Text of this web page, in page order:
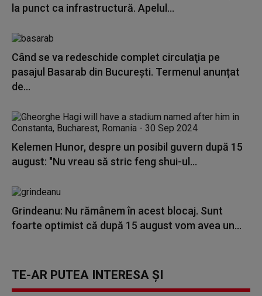
la punct ca infrastructură. Apelul...
Când se va redeschide complet circulaţia pe
pasajul Basarab din București. Termenul anunțat
de...
Kelemen Hunor, despre un posibil guvern după 15
august: "Nu vreau să stric feng shui-ul...
Grindeanu: Nu rămânem în acest blocaj. Sunt
foarte optimist că după 15 august vom avea un...
TE-AR PUTEA INTERESA ȘI